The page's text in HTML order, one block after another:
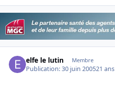
elfe le lutin Membre
Publication:30 juin 200521 ans